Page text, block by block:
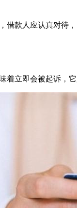
借款人应认真对待
着立即会被起诉，